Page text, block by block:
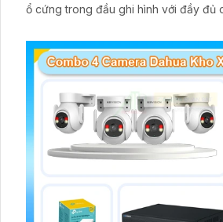
ổ cứng trong đầu ghi hình với đầy đủ
giám sát có màu vào ban đêm